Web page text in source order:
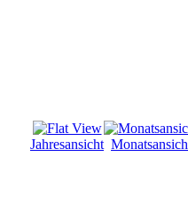
Jahresansicht